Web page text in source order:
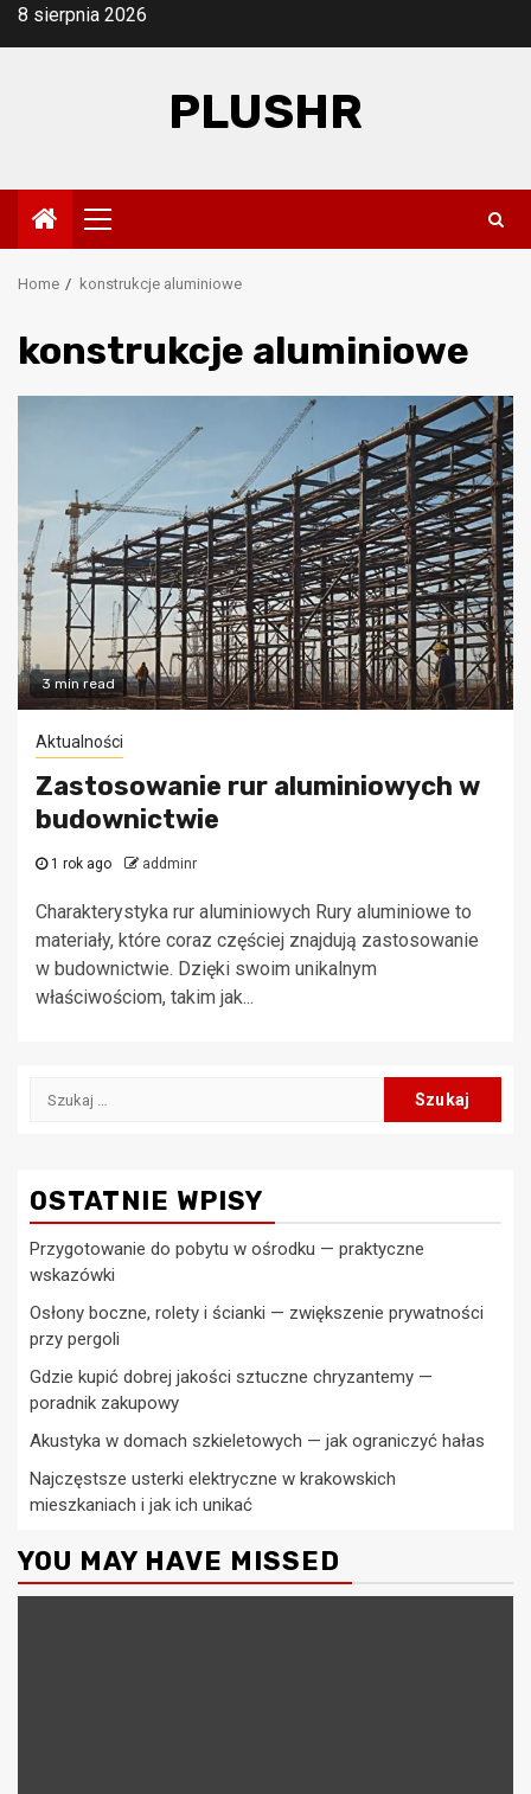
Skip8 sierpnia 2026
PLUSHR
Primary
Menu
Home konstrukcje aluminiowe
konstrukcje aluminiowe
3 min read
Aktualności
Zastosowanie rur aluminiowych w
budownictwie
1 rok ago addminr
Charakterystyka rur aluminiowych Rury aluminiowe to
materiały, które coraz częściej znajdują zastosowanie
w budownictwie. Dzięki swoim unikalnym
właściwościom, takim jak...
Szukaj:
OSTATNIE WPISY
Przygotowanie do pobytu w ośrodku — praktyczne
wskazówki
Osłony boczne, rolety i ścianki — zwiększenie prywatności
przy pergoli
Gdzie kupić dobrej jakości sztuczne chryzantemy —
poradnik zakupowy
Akustyka w domach szkieletowych — jak ograniczyć hałas
Najczęstsze usterki elektryczne w krakowskich
mieszkaniach i jak ich unikać
YOU MAY HAVE MISSED